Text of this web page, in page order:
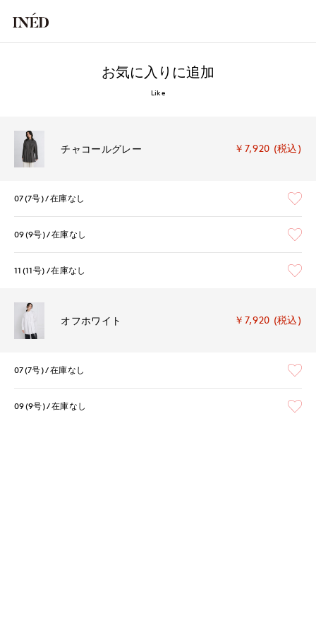
お気に入りに追加
Like
チャコールグレー ￥7,920 (税込)
07(7号) 在庫なし
09(9号) 在庫なし
11(11号) 在庫なし
オフホワイト ￥7,920 (税込)
07(7号) 在庫なし
09(9号) 在庫なし